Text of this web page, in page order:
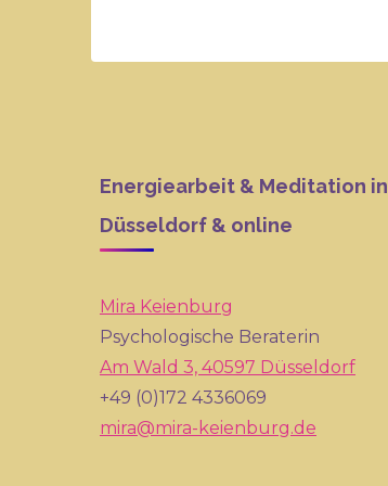
Energiearbeit & Meditation in
Düsseldorf & online
Mira Keienburg
Psychologische Beraterin
Am Wald 3, 40597 Düsseldorf
+49 (0)172 4336069
mira@mira-keienburg.de